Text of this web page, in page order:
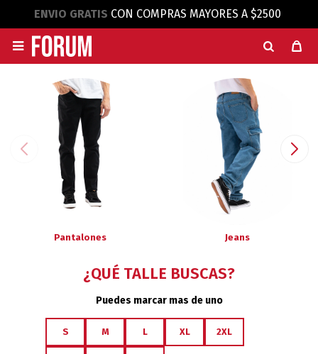
ENVIO GRATIS CON COMPRAS MAYORES A $2500

Pantalones Jeans
¿QUÉ TALLE BUSCAS?
Puedes marcar mas de uno
S M L XL 2XL